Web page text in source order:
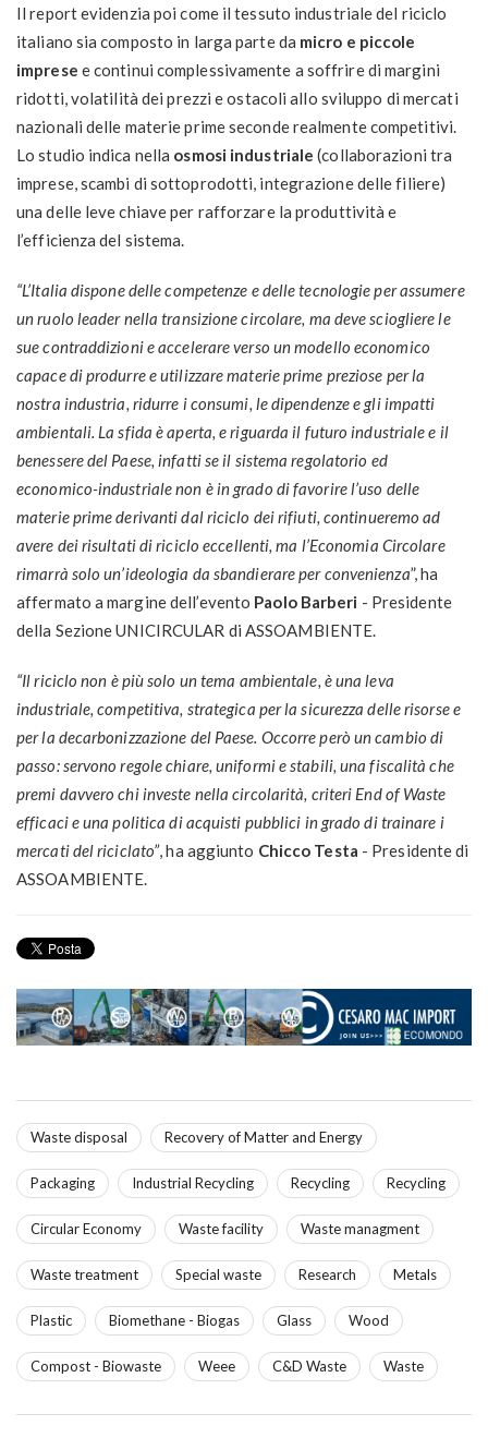
Il report evidenzia poi come il tessuto industriale del riciclo
italiano sia composto in larga parte da micro e piccole
imprese e continui complessivamente a soffrire di margini
ridotti, volatilità dei prezzi e ostacoli allo sviluppo di mercati
nazionali delle materie prime seconde realmente competitivi.
Lo studio indica nella osmosi industriale (collaborazioni tra
imprese, scambi di sottoprodotti, integrazione delle filiere)
una delle leve chiave per rafforzare la produttività e
l’efficienza del sistema.
“L’Italia dispone delle competenze e delle tecnologie per assumere
un ruolo leader nella transizione circolare, ma deve sciogliere le
sue contraddizioni e accelerare verso un modello economico
capace di produrre e utilizzare materie prime preziose per la
nostra industria, ridurre i consumi, le dipendenze e gli impatti
ambientali. La sfida è aperta, e riguarda il futuro industriale e il
benessere del Paese, infatti se il sistema regolatorio ed
economico-industriale non è in grado di favorire l’uso delle
materie prime derivanti dal riciclo dei rifiuti, continueremo ad
avere dei risultati di riciclo eccellenti, ma l’Economia Circolare
rimarrà solo un’ideologia da sbandierare per convenienza”, ha
affermato a margine dell’evento Paolo Barberi - Presidente
della Sezione UNICIRCULAR di ASSOAMBIENTE.
“Il riciclo non è più solo un tema ambientale, è una leva
industriale, competitiva, strategica per la sicurezza delle risorse e
per la decarbonizzazione del Paese. Occorre però un cambio di
passo: servono regole chiare, uniformi e stabili, una fiscalità che
premi davvero chi investe nella circolarità, criteri End of Waste
efficaci e una politica di acquisti pubblici in grado di trainare i
mercati del riciclato”, ha aggiunto Chicco Testa - Presidente di
ASSOAMBIENTE.
Waste disposal Recovery of Matter and Energy
Packaging Industrial Recycling Recycling Recycling
Circular Economy Waste facility Waste managment
Waste treatment Special waste Research Metals
Plastic Biomethane - Biogas Glass Wood
Compost - Biowaste Weee C&D Waste Waste